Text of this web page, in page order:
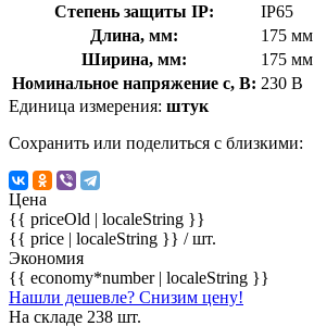
Степень защиты IP:
IP65
Длина, мм:
175 мм
Ширина, мм:
175 мм
Номинальное напряжение с, В: 230 В
Единица измерения: штук
Сохранить или поделиться с близкими:
Цена
{{ priceOld | localeString }}
{{ price | localeString }} / шт.
Экономия
{{ economy*number | localeString }}
Нашли дешевле? Снизим цену!
На складе 238 шт.